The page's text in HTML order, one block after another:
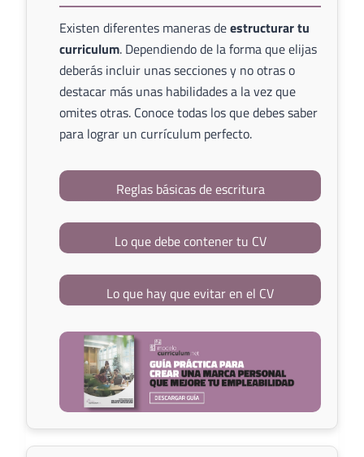
Existen diferentes maneras deestructurar tu
curriculum. Dependiendo de la forma que elijas
deberás incluir unas secciones y no otras o
destacar más unas habilidades a la vez que
omites otras. Conoce todas los que debes saber
para lograr un currículum perfecto.
Reglas básicas de escritura
Lo que debe contener tu CV
Lo que hay que evitar en el CV